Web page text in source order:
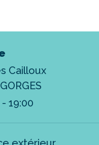
Cailloux
19:00